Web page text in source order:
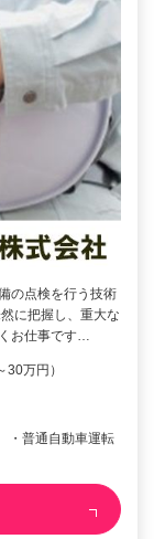
の点検を行う技術
に把握し、重大な
お仕事です…
万円）
・普通自動車運転